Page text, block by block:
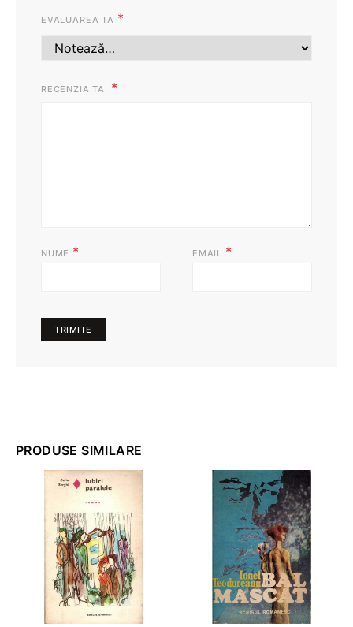
EVALUAREA TA *
RECENZIA TA
NUME * EMAIL *
PRODUSE SIMILARE